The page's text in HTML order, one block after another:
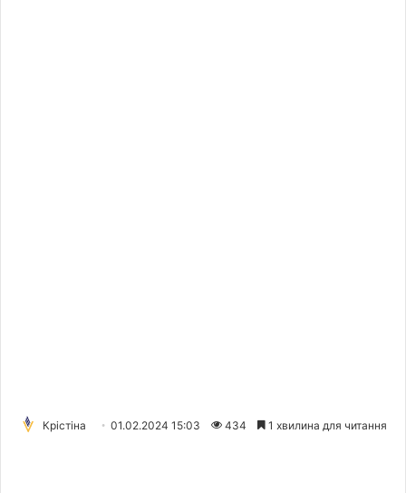
Крістіна 01.02.2024 15:03 434 1 хвилина для читання